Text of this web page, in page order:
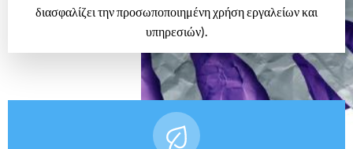
διασφαλίζει την προσωποποιημένη χρήση εργαλείων και
υπηρεσιών).